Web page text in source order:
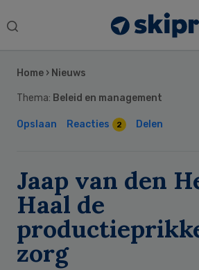
Search
Home › Nieuws
Thema: Beleid en management
Opslaan Reacties 2 Delen
Jaap van den
Haal de
zorg
Sidebar